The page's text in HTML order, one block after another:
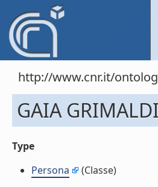
http://www.cnr.it/
GAIA GRIMALDI
Type
Persona
(Classe)